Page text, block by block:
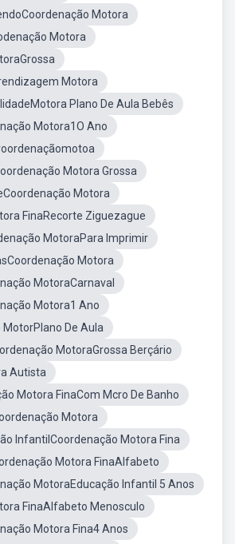
Motora
Motora
Motora
Plano De Aula Bebês
Motora1O Ano
Motora Grossa
Motora
FinaRecorte Ziguezague
MotoraPara Imprimir
Motora
MotoraCarnaval
Motora1 Ano
De Aula
MotoraGrossa Berçário
Autista
Motora FinaCom Mcro De Banho
Motora
InfantilCoordenação Motora Fina
Motora FinaAlfabeto
MotoraEducação Infantil 5 Anos
FinaAlfabeto Menosculo
Motora Fina4 Anos